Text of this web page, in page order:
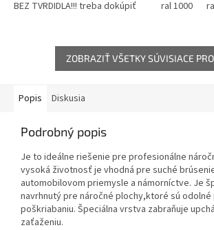
BEZ TVRDIDLA!!! treba dokúpiť
ral 1000
ZOBRAZIŤ VŠETKY SÚVISIACE
Popis Diskusia
Podrobný popis
Je to ideálne riešenie pre profesionálne
vysoká životnosť je vhodná pre suché
automobilovom priemysle a námorníctve. Je
navrhnutý pre náročné plochy,ktoré sú
poškriabaniu. Špeciálna vrstva zabraňuje
zaťaženiu.